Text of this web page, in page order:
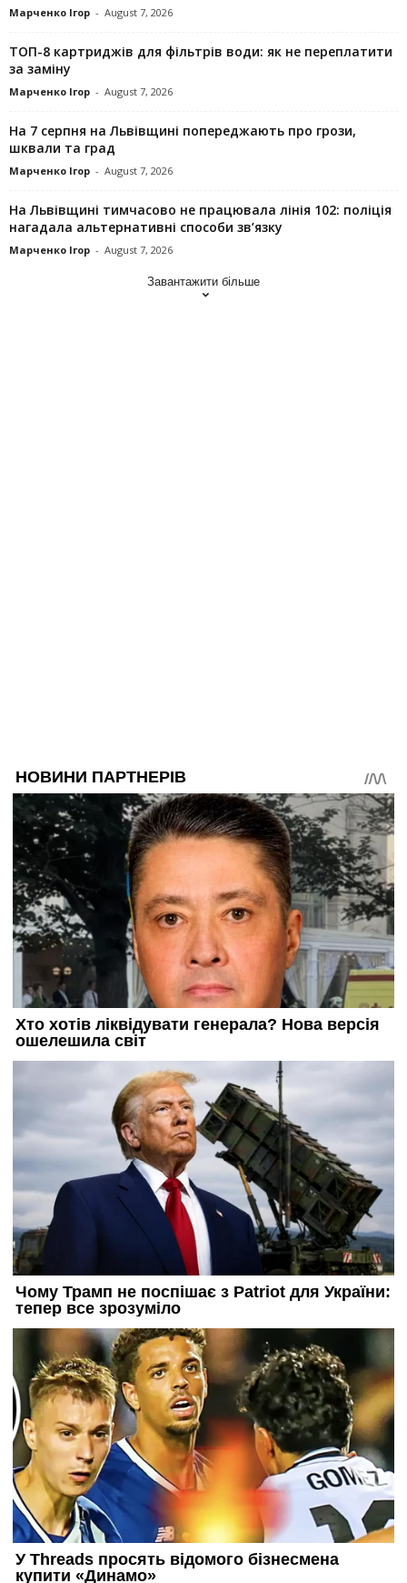
Марченко Ігор - August 7, 2026
ТОП-8 картриджів для фільтрів води: як не переплатити
за заміну
Марченко Ігор - August 7, 2026
На 7 серпня на Львівщині попереджають про грози,
шквали та град
Марченко Ігор - August 7, 2026
На Львівщині тимчасово не працювала лінія 102: поліція
нагадала альтернативні способи зв’язку
Марченко Ігор - August 7, 2026
Завантажити більше